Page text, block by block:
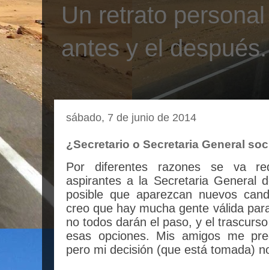
Un retrato
antes y el después.
sábado, 7 de junio de 2014
¿Secretario o Secretaria General
Por diferentes razones se va
aspirantes a la Secretaria General
posible que aparezcan nuevos
creo que hay mucha gente válida
no todos darán el paso, y el
esas opciones. Mis amigos me
pero mi decisión (que está tomada)